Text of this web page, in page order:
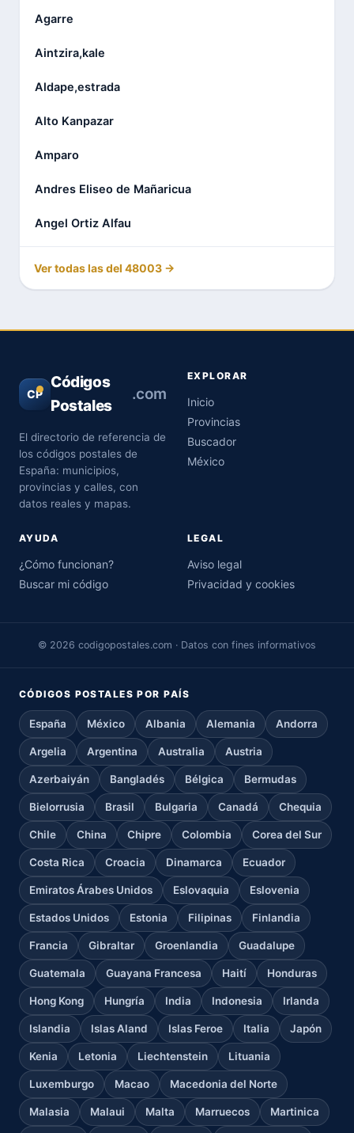
Agarre
Aintzira,kale
Aldape,estrada
Alto Kanpazar
Amparo
Andres Eliseo de Mañaricua
Angel Ortiz Alfau
Ver todas las del 48003 →
CP
Códigos
Postales
.com
El directorio de referencia de
los códigos postales de
España: municipios,
provincias y calles, con
datos reales y mapas.
EXPLORAR
Inicio
Provincias
Buscador
México
AYUDA
¿Cómo funcionan?
Buscar mi código
LEGAL
Aviso legal
Privacidad y cookies
© 2026 codigopostales.com · Datos con fines informativos
CÓDIGOS POSTALES POR PAÍS
España México Albania Alemania Andorra
Argelia Argentina Australia Austria
Azerbaiyán Bangladés Bélgica Bermudas
Bielorrusia Brasil Bulgaria Canadá Chequia
Chile China Chipre Colombia Corea del Sur
Costa Rica Croacia Dinamarca Ecuador
Emiratos Árabes Unidos Eslovaquia Eslovenia
Estados Unidos Estonia Filipinas Finlandia
Francia Gibraltar Groenlandia Guadalupe
Guatemala Guayana Francesa Haití Honduras
Hong Kong Hungría India Indonesia Irlanda
Islandia Islas Aland Islas Feroe Italia Japón
Kenia Letonia Liechtenstein Lituania
Luxemburgo Macao Macedonia del Norte
Malasia Malaui Malta Marruecos Martinica